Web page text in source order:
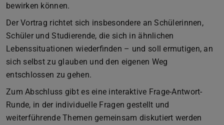
bewirken können.
Der Vortrag richtet sich insbesondere an Schülerinnen,
Schüler und Studierende, die sich in ähnlichen
Lebenssituationen wiederfinden – und soll ermutigen, an
sich selbst zu glauben und den eigenen Weg
entschlossen zu gehen.
Zum Abschluss gibt es eine interaktive Frage-Antwort-
Runde, in der individuelle Fragen gestellt und
weiterführende Themen gemeinsam diskutiert werden